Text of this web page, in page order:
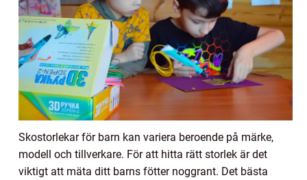
Skostorlekar för barn kan variera beroende på märke,
modell och tillverkare. För att hitta rätt storlek är det
viktigt att mäta ditt barns fötter noggrant. Det bästa